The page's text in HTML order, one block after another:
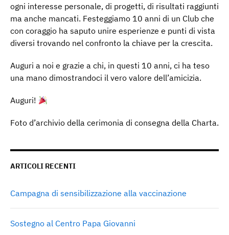
ogni interesse personale, di progetti, di risultati raggiunti
ma anche mancati. Festeggiamo 10 anni di un Club che
con coraggio ha saputo unire esperienze e punti di vista
diversi trovando nel confronto la chiave per la crescita.
Auguri a noi e grazie a chi, in questi 10 anni, ci ha teso
una mano dimostrandoci il vero valore dell’amicizia.
Auguri!
Foto d’archivio della cerimonia di consegna della Charta.
ARTICOLI RECENTI
Campagna di sensibilizzazione alla vaccinazione
Sostegno al Centro Papa Giovanni